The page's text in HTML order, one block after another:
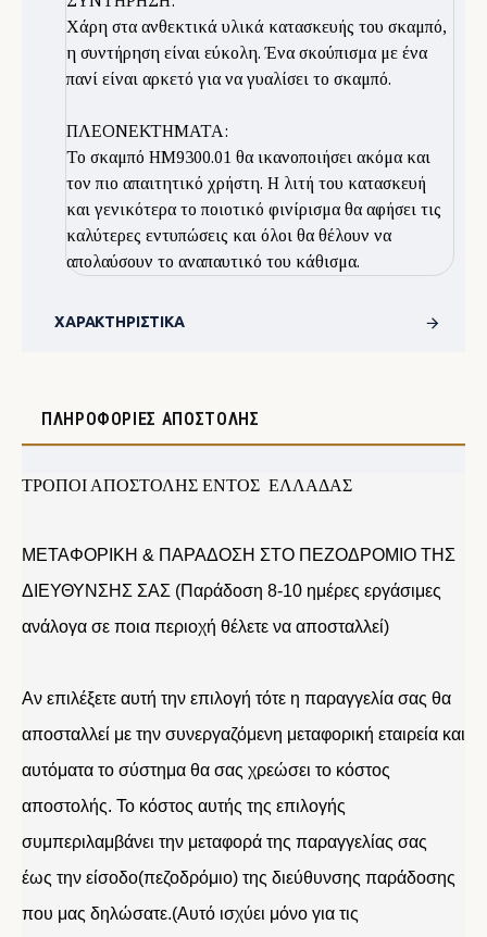
Χάρη στα ανθεκτικά υλικά κατασκευής του σκαμπό,
η συντήρηση είναι εύκολη. Ένα σκούπισμα με ένα
πανί είναι αρκετό για να γυαλίσει το σκαμπό.
ΠΛΕΟΝΕΚΤΗΜΑΤΑ:
Το σκαμπό ΗΜ9300.01 θα ικανοποιήσει ακόμα και
τον πιο απαιτητικό χρήστη. Η λιτή του κατασκευή
και γενικότερα το ποιοτικό φινίρισμα θα αφήσει τις
καλύτερες εντυπώσεις και όλοι θα θέλουν να
απολαύσουν το αναπαυτικό του κάθισμα.
ΧΑΡΑΚΤΗΡΙΣΤΙΚΆ
ΠΛΗΡΟΦΟΡΊΕΣ ΑΠΟΣΤΟΛΉΣ
ΤΡΟΠΟΙ ΑΠΟΣΤΟΛΗΣ ΕΝΤΟΣ ΕΛΛΑΔΑΣ
ΜΕΤΑΦΟΡΙΚΗ & ΠΑΡΑΔΟΣΗ ΣΤΟ ΠΕΖΟΔΡΟΜΙΟ ΤΗΣ
ΔΙΕΥΘΥΝΣΗΣ ΣΑΣ (Παράδοση 8-10 ημέρες εργάσιμες
ανάλογα σε ποια περιοχή θέλετε να αποσταλλεί)
Αν επιλέξετε αυτή την επιλογή τότε η παραγγελία σας θα
αποσταλλεί με την συνεργαζόμενη μεταφορική εταιρεία και
αυτόματα το σύστημα θα σας χρεώσει το κόστος
αποστολής. Το κόστος αυτής της επιλογής
συμπεριλαμβάνει την μεταφορά της παραγγελίας σας
έως την είσοδο(πεζοδρόμιο) της διεύθυνσης παράδοσης
που μας δηλώσατε.(Αυτό ισχύει μόνο για τις